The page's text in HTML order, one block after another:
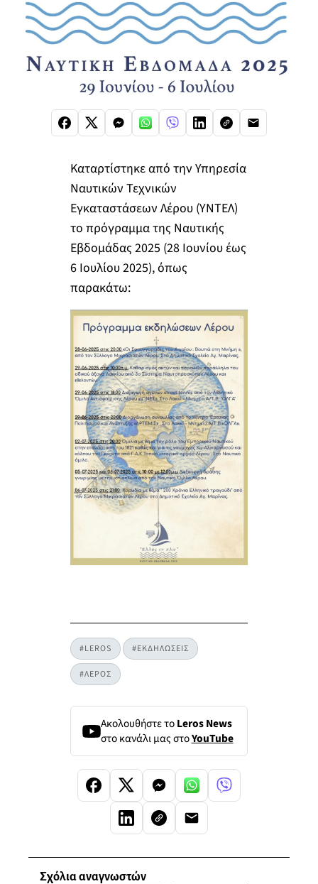
Καταρτίστηκε από την Υπηρεσία
Ναυτικών Τεχνικών
Εγκαταστάσεων Λέρου (ΥΝΤΕΛ)
το πρόγραμμα της Ναυτικής
Εβδομάδας 2025 (28 Ιουνίου έως
6 Ιουλίου 2025), όπως
παρακάτω:
#LEROS #ΕΚΔΗΛΩΣΕΙΣ
#ΛΕΡΟΣ
Ακολουθήστε τοLeros News
στο κανάλι μας στοYouTube
Σχόλια αναγνωστών